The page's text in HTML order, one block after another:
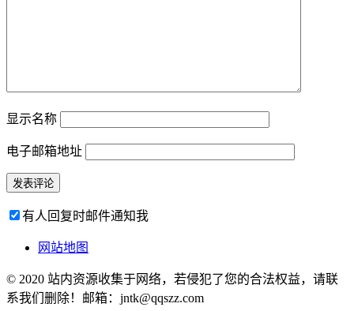
显示名称
电子邮箱地址
有人回复时邮件通知我
网站地图
© 2020 站内资源收集于网络，若侵犯了您的合法权益，请联
系我们删除！邮箱：jntk@qqszz.com